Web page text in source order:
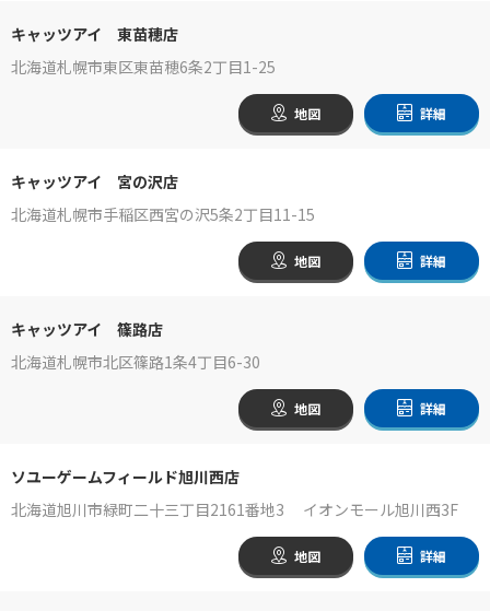
キャッツアイ 東苗穂店
北海道札幌市東区東苗穂6条2丁目1-25
地図 詳細
キャッツアイ 宮の沢店
北海道札幌市手稲区西宮の沢5条2丁目11-15
地図 詳細
キャッツアイ 篠路店
北海道札幌市北区篠路1条4丁目6-30
地図 詳細
ソユーゲームフィールド旭川西店
北海道旭川市緑町二十三丁目2161番地3 イオンモール旭川西3F
地図 詳細